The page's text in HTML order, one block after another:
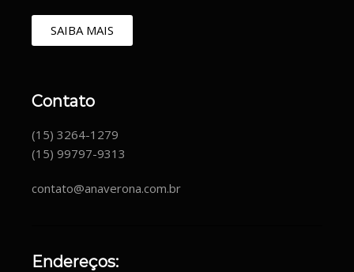
SAIBA MAIS
Contato
(15) 3264-1279
(15) 99797-9313
contato@anaverona.com.br
Endereços: